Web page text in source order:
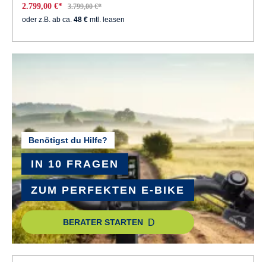
2.799,00 €*
3.799,00 €*
oder z.B. ab ca. 48 € mtl. leasen
Benötigst du Hilfe?
IN 10 FRAGEN
ZUM PERFEKTEN E-BIKE
BERATER STARTEN